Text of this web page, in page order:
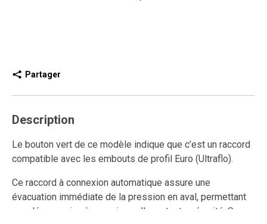
Partager
Description
Le bouton vert de ce modèle indique que c’est un raccord
compatible avec les embouts de profil Euro (Ultraflo).
Ce raccord à connexion automatique assure une
évacuation immédiate de la pression en aval, permettant
une déconnexion à pression nulle en toute sécurité. Sans